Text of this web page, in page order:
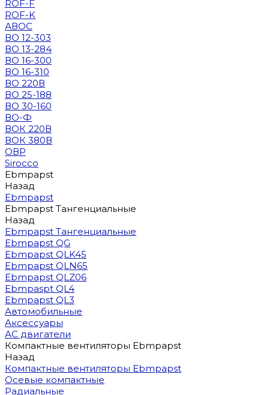
ROF-F
ROF-K
АВОС
ВО 12-303
ВО 13-284
ВО 16-300
ВО 16-310
ВО 220В
ВО 25-188
ВО 30-160
ВО-Ф
ВОК 220В
ВОК 380В
ОВР
Sirocco
Ebmpapst
Назад
Ebmpapst
Ebmpapst Тангенциальные
Назад
Ebmpapst Тангенциальные
Ebmpapst QG
Ebmpapst QLK45
Ebmpapst QLN65
Ebmpapst QLZ06
Ebmpaspt QL4
Ebmpapst QL3
Автомобильные
Аксессуары
АС двигатели
Компактные вентиляторы Ebmpapst
Назад
Компактные вентиляторы Ebmpapst
Осевые компактные
Радиальные